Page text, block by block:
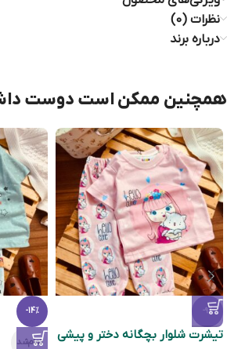
نظرات (0)
درباره برند
همچنین ممکن است دوست
-9%
تیشرت شلوار بچگانه دختر و پیشی
-14%
تمام‌شد